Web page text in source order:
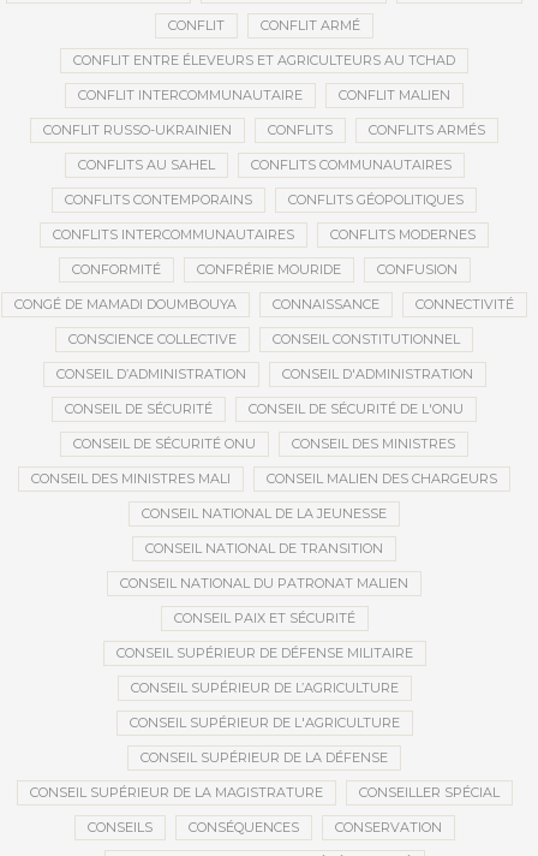
CONFLIT CONFLIT ARMÉ
CONFLIT ENTRE ÉLEVEURS ET AGRICULTEURS AU TCHAD
CONFLIT INTERCOMMUNAUTAIRE CONFLIT MALIEN
CONFLIT RUSSO-UKRAINIEN CONFLITS CONFLITS ARMÉS
CONFLITS AU SAHEL CONFLITS COMMUNAUTAIRES
CONFLITS CONTEMPORAINS CONFLITS GÉOPOLITIQUES
CONFLITS INTERCOMMUNAUTAIRES CONFLITS MODERNES
CONFORMITÉ CONFRÉRIE MOURIDE CONFUSION
CONGÉ DE MAMADI DOUMBOUYA CONNAISSANCE CONNECTIVITÉ
CONSCIENCE COLLECTIVE CONSEIL CONSTITUTIONNEL
CONSEIL D’ADMINISTRATION CONSEIL D'ADMINISTRATION
CONSEIL DE SÉCURITÉ CONSEIL DE SÉCURITÉ DE L'ONU
CONSEIL DE SÉCURITÉ ONU CONSEIL DES MINISTRES
CONSEIL DES MINISTRES MALI CONSEIL MALIEN DES CHARGEURS
CONSEIL NATIONAL DE LA JEUNESSE
CONSEIL NATIONAL DE TRANSITION
CONSEIL NATIONAL DU PATRONAT MALIEN
CONSEIL PAIX ET SÉCURITÉ
CONSEIL SUPÉRIEUR DE DÉFENSE MILITAIRE
CONSEIL SUPÉRIEUR DE L’AGRICULTURE
CONSEIL SUPÉRIEUR DE L'AGRICULTURE
CONSEIL SUPÉRIEUR DE LA DÉFENSE
CONSEIL SUPÉRIEUR DE LA MAGISTRATURE CONSEILLER SPÉCIAL
CONSEILS CONSÉQUENCES CONSERVATION